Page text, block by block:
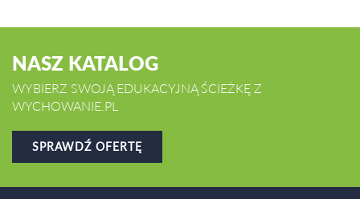
NASZ KATALOG
WYBIERZ SWOJĄ EDUKACYJNĄ ŚCIEŻKĘ Z
WYCHOWANIE.PL
SPRAWDŹ OFERTĘ